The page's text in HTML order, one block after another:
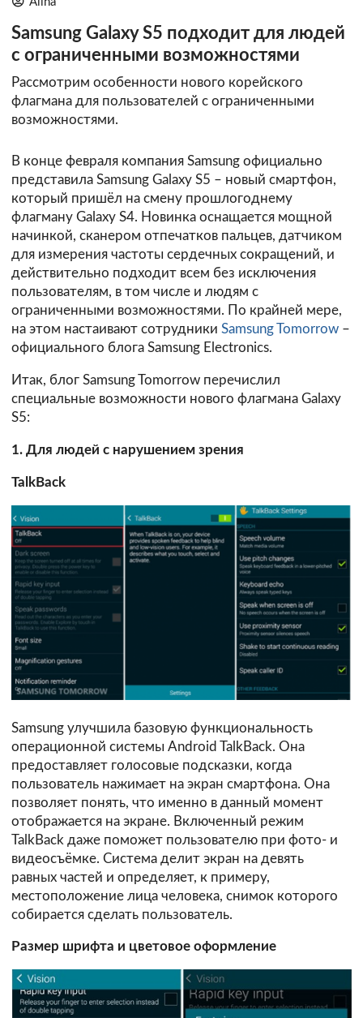
Samsung Galaxy S5 подходит для людей
с ограниченными возможностями
Рассмотрим особенности нового корейского
флагмана для пользователей с ограниченными
возможностями.
В конце февраля компания Samsung официально
представила Samsung Galaxy S5 – новый смартфон,
который пришёл на смену прошлогоднему
флагману Galaxy S4. Новинка оснащается мощной
начинкой, сканером отпечатков пальцев, датчиком
для измерения частоты сердечных сокращений, и
действительно подходит всем без исключения
пользователям, в том числе и людям с
ограниченными возможностями. По крайней мере,
на этом настаивают сотрудники Samsung Tomorrow –
официального блога Samsung Electronics.
Итак, блог Samsung Tomorrow перечислил
специальные возможности нового флагмана Galaxy
S5:
1. Для людей с нарушением зрения
TalkBack
Samsung улучшила базовую функциональность
операционной системы Android TalkBack. Она
предоставляет голосовые подсказки, когда
пользователь нажимает на экран смартфона. Она
позволяет понять, что именно в данный момент
отображается на экране. Включенный режим
TalkBack даже поможет пользователю при фото- и
видеосъёмке. Система делит экран на девять
равных частей и определяет, к примеру,
местоположение лица человека, снимок которого
собирается сделать пользователь.
Размер шрифта и цветовое оформление